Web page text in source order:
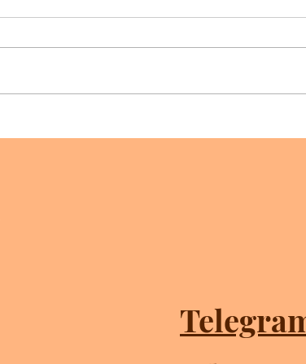
Christus